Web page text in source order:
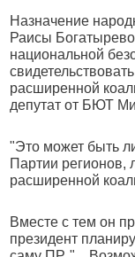
Назначение
Раисы
национальной
расширенной
депутат от БЮТ
"Это может быть
Партии регионов,
расширенной
Вместе с тем он
президент